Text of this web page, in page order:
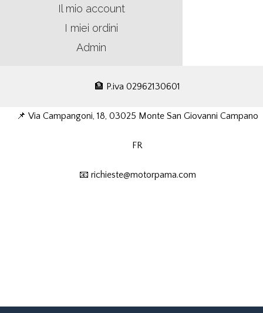
Il mio account
I miei ordini
Admin
🏦 P.iva 02962130601
📌 Via Campangoni, 18, 03025 Monte San Giovanni Campano
FR
📧 richieste@motorpama.com